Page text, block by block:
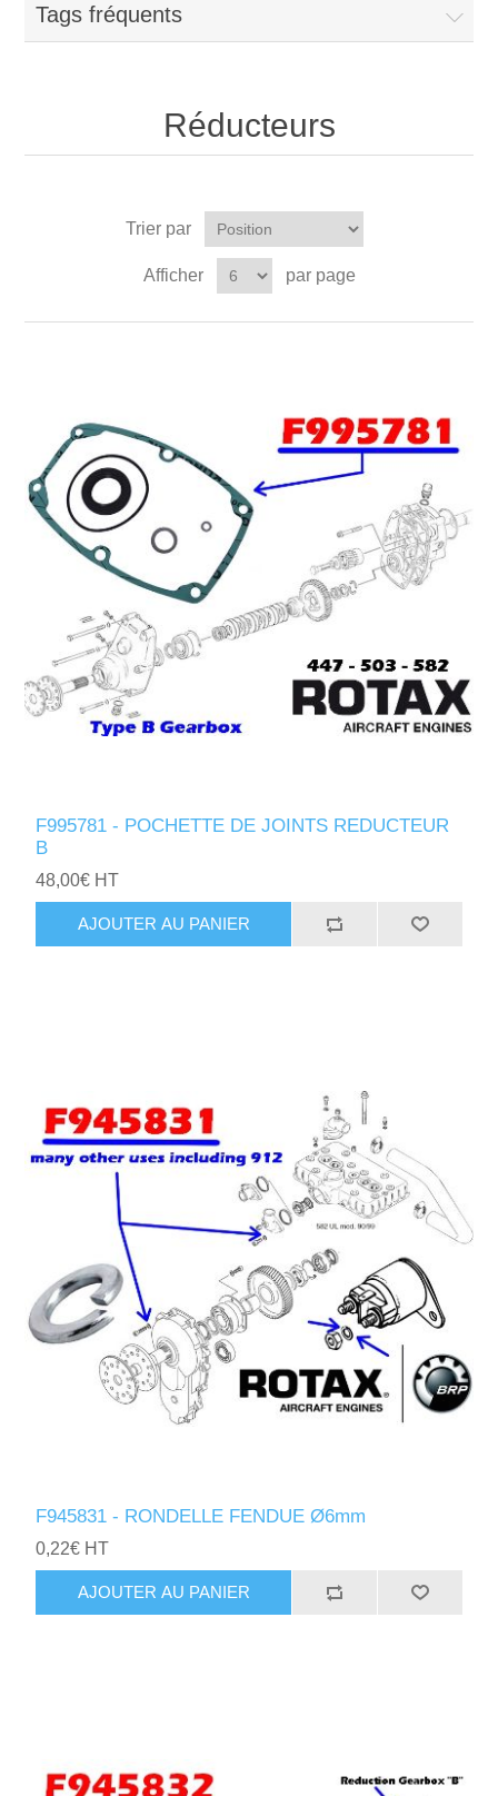
Tags fréquents
Réducteurs
Trier par
Afficher par page
F995781 - POCHETTE DE JOINTS REDUCTEUR
B
48,00€ HT
AJOUTER AU PANIER
F945831 - RONDELLE FENDUE Ø6mm
0,22€ HT
AJOUTER AU PANIER